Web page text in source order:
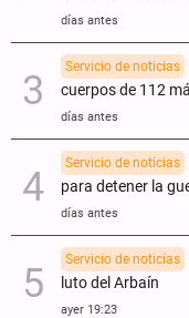
días antes
Servicio de noticias
cuerpos de 112
días antes
Servicio de noticias
para detener la
días antes
Servicio de noticias
luto del Arbaín
ayer 19:23